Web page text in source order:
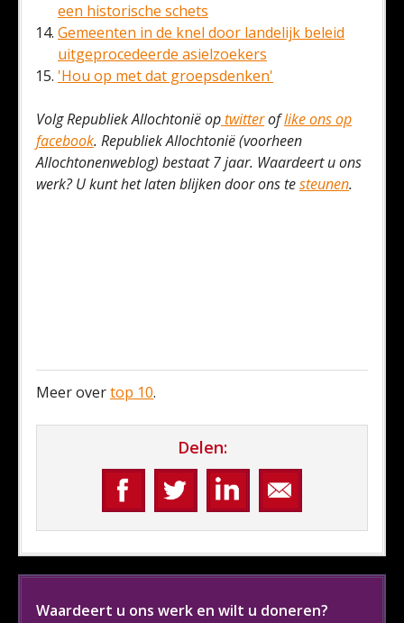
een historische schets
Gemeenten in de knel door landelijk beleid
uitgeprocedeerde asielzoekers
'Hou op met dat groepsdenken'
Volg Republiek Allochtonië optwitteroflike ons op
facebook. Republiek Allochtonië (voorheen
Allochtonenweblog) bestaat 7 jaar. Waardeert u ons
werk? U kunt het laten blijken door ons testeunen.
Meer overtop 10.
Delen:
Waardeert u ons werk en wilt u doneren?